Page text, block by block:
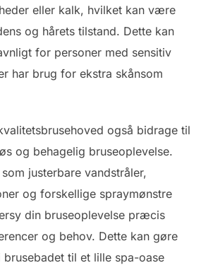
eller kalk, hvilket kan være
og hårets tilstand. Dette kan
for personer med sensitiv
har brug for ekstra skånsom
også bidrage til
og behagelig bruseoplevelse.
justerbare vandstråler,
og forskellige spraymønstre
din bruseoplevelse præcis
og behov. Dette kan gøre
brusebadet til et lille spa-oase